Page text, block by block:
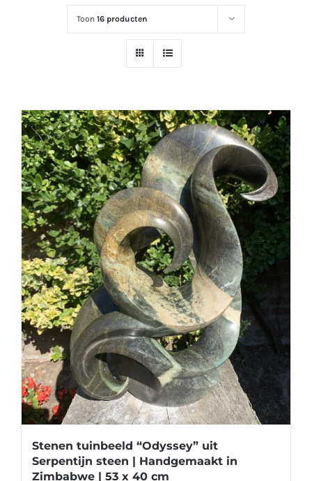
Toon16 producten
Stenen tuinbeeld “Odyssey” uit
Serpentijn steen | Handgemaakt in
Zimbabwe | 53 x 40 cm